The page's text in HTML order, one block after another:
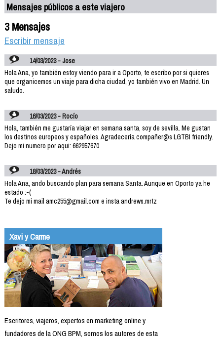
Mensajes públicos a este viajero
3 Mensajes
Escribir mensaje
14/03/2023 - Jose
Hola Ana, yo también estoy viendo para ir a Oporto, te escribo por si quieres
que organicemos un viaje para dicha ciudad, yo también vivo en Madrid. Un
saludo.
16/03/2023 - Rocío
Hola, también me gustaría viajar en semana santa, soy de sevilla. Me gustan
los destinos europeos y españoles. Agradecería compañer@s LGTBI friendly.
Dejo mi numero por aqui: 662957670
18/03/2023 - Andrés
Hola Ana, ando buscando plan para semana Santa. Aunque en Oporto ya he
estado :-(
Te dejo mi mail amc255@gmail.com e insta andrews.mrtz
Xavi y Carme
Escritores, viajeros, expertos en marketing online y
fundadores de la ONG BPM, somos los autores de esta